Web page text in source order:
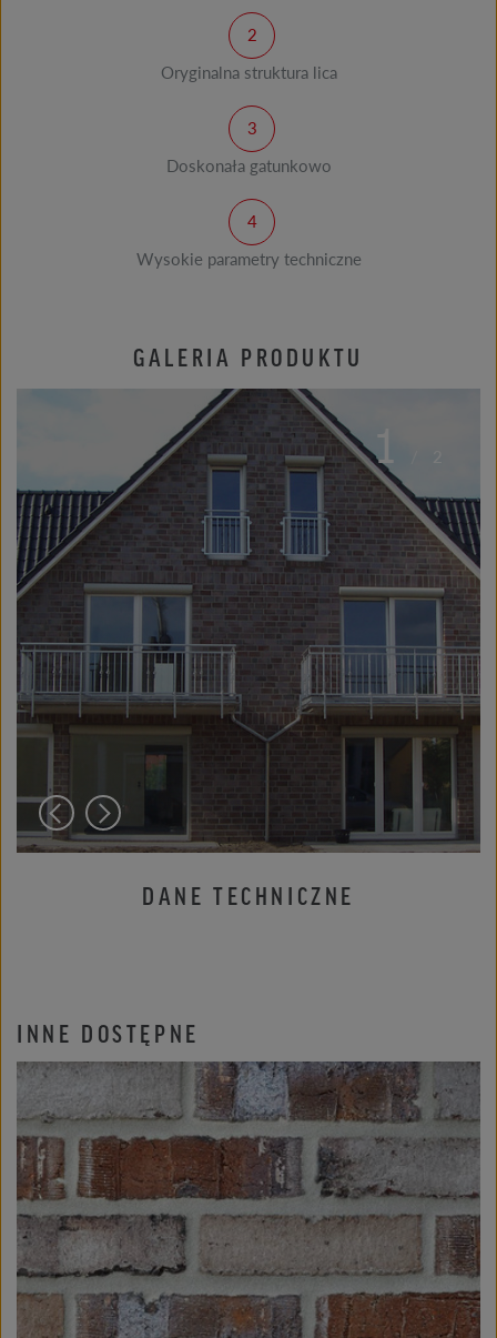
Oryginalna struktura lica
Doskonała gatunkowo
Wysokie parametry techniczne
GALERIA PRODUKTU
1
DANE TECHNICZNE
INNE DOSTĘPNE